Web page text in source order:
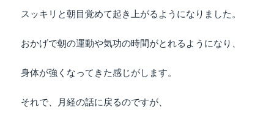
スッキリと朝目覚めて起き上がるようになりました。
おかげで朝の運動や気功の時間がとれるようになり、
身体が強くなってきた感じがします。
それで、月経の話に戻るのですが、